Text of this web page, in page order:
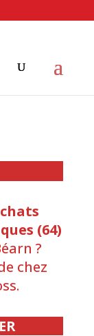
(64)
?
chez